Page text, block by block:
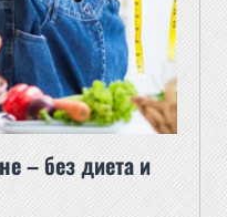
– без диета и